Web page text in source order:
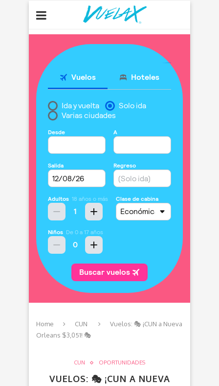
Home CUN
Vuelos: 🎭 ¡CUN a Nueva
Orleans $3,051! 🎭
CUN OPORTUNIDADES
VUELOS: 🎭 ¡CUN A NUEVA